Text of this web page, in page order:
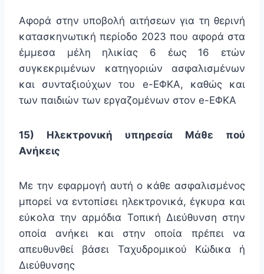
Αφορά στην υποβολή αιτήσεων για τη θερινή
κατασκηνωτική περίοδο 2023 που αφορά στα
έμμεσα μέλη ηλικίας 6 έως 16 ετών
συγκεκριμένων κατηγοριών ασφαλισμένων
και συνταξιούχων του e-ΕΦΚΑ, καθώς και
των παιδιών των εργαζομένων στον e-ΕΦΚΑ
15) Ηλεκτρονική υπηρεσία Μάθε πού
Ανήκεις
Με την εφαρμογή αυτή ο κάθε ασφαλισμένος
μπορεί να εντοπίσει ηλεκτρονικά, έγκυρα και
εύκολα την αρμόδια Τοπική Διεύθυνση στην
οποία ανήκει και στην οποία πρέπει να
απευθυνθεί βάσει Ταχυδρομικού Κώδικα ή
Διεύθυνσης